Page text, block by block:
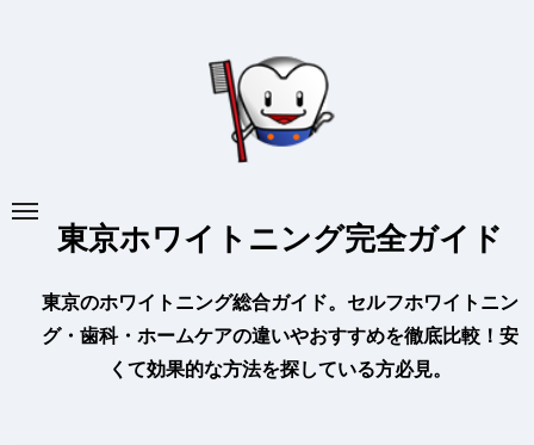
プ
東京ホワイトニング完全ガイド
東京のホワイトニング総合ガイド。セルフホワイトニン
グ・歯科・ホームケアの違いやおすすめを徹底比較！安
くて効果的な方法を探している方必見。